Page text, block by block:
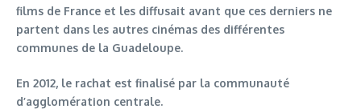
films de France et les diffusait avant que ces derniers ne
partent dans les autres cinémas des différentes
communes de la Guadeloupe.
En 2012, le rachat est finalisé par la communauté
d’agglomération centrale.